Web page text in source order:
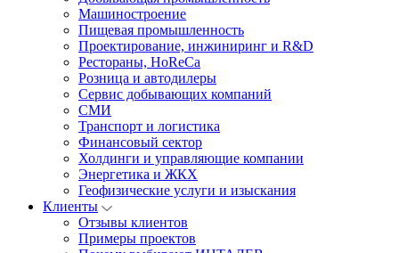
Машиностроение
Пищевая промышленность
Проектирование, инжиниринг и R&D
Рестораны, HoReCa
Розница и автодилеры
Сервис добывающих компаний
СМИ
Транспорт и логистика
Финансовый сектор
Холдинги и управляющие компании
Энергетика и ЖКХ
Геофизические услуги и изыскания
Клиенты
Отзывы клиентов
Примеры проектов